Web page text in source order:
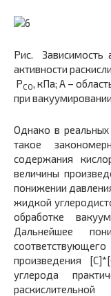
Рис. Зависимость
активности
РСО, кПа; А –
при
Однако в реальных
такое
содержания
величины
понижении
жидкой
обработке
Дальнейшее
произведения
углерода